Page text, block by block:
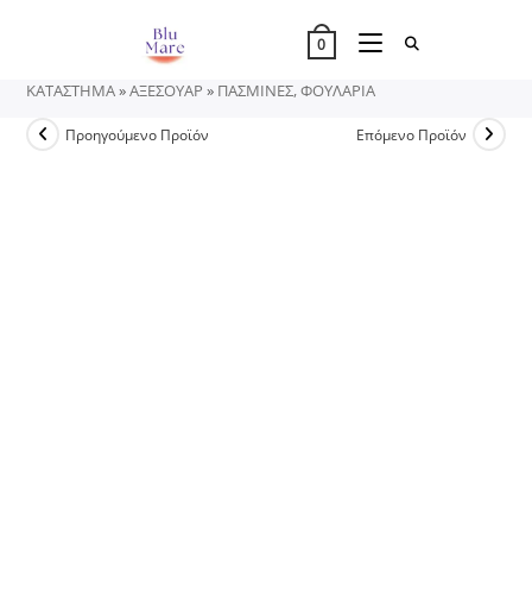
0
ΚΑΤΑΣΤΗΜΑ»ΑΞΕΣΟΥΑΡ » ΠΑΣΜΙΝΕΣ, ΦΟΥΛΑΡΙΑ
Προηγούμενο Προϊόν Επόμενο Προϊόν